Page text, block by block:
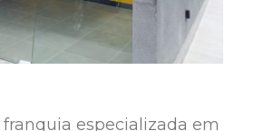
franquia especializada em